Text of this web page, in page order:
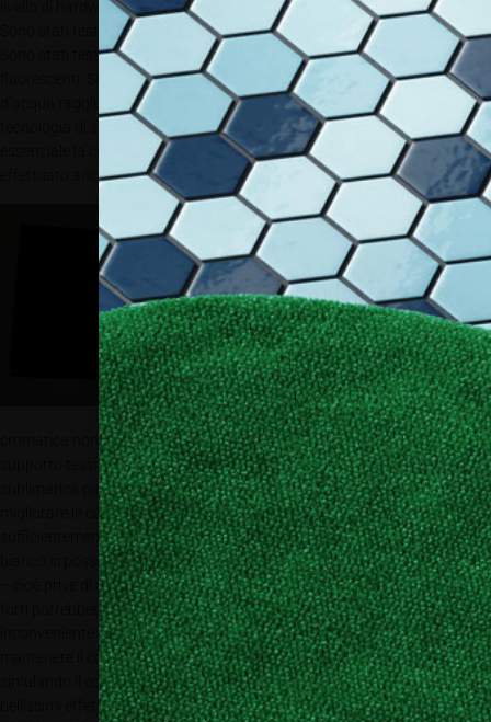
livello di hardware non cambiano per niente tra un procedimento e l’altro.
Sono stati testati diversi inchiostri e non si sono riscontrati problemi.
Sono stati testati anche colori speciali come l’arancione, blu o
fluorescenti. Sono consigliabili comunque inchiostri sublimatici a base
d’acqua raggiungendo anche una certificazione Ökotex. Anche la
tecnologia di stampa non riscontra limitazioni o anomalie. Rimane
essenziale la cura dell’asciugatura della carta transfer. Multi-Plot ha
effettuato anche molti test con diverse carte transfer e non h
riscontrato
problemi in
abbinamento con
Sublifusion. Il
processo di
fissaggio non
richiede alcuna
tecnologia
aggiuntiva e anche
la profilatura
cromatica non necessita di grandi interventi o adattamenti. Se il
supporto tessile è bianco si possono utilizzare i profili di stampa
sublimatica per poliestere. Per supporti tessili colorati si possono
migliorare le caratteristiche cromatiche anche se quelle standard sono
sufficientemente buone. Siccome l’area da stampare è coperta da Subtex
bianco si possono stampare anche tessuti colorati. Le parti non colorate
– cioè prive di grafica – rimangono bianche. Colori di un tessuto molto
forti potrebbero leggermente trasparire. Si può ovviare a questo
inconveniente tramite l’applicazione doppia di MP Subtex. Se si volesse
mantenere il colore originale del tessuto bisogna agire di astuzia
simulando il colore tramite la stampa: «In questo modo si raggiungono
bellissimi effetti di trasparenza che fanno sembrare trasparente lo